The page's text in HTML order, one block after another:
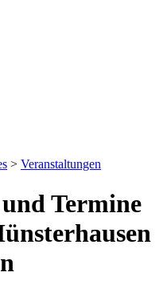
> Veranstaltungen
Termine